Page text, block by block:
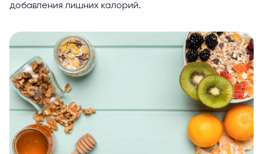
добавления лишних калорий.